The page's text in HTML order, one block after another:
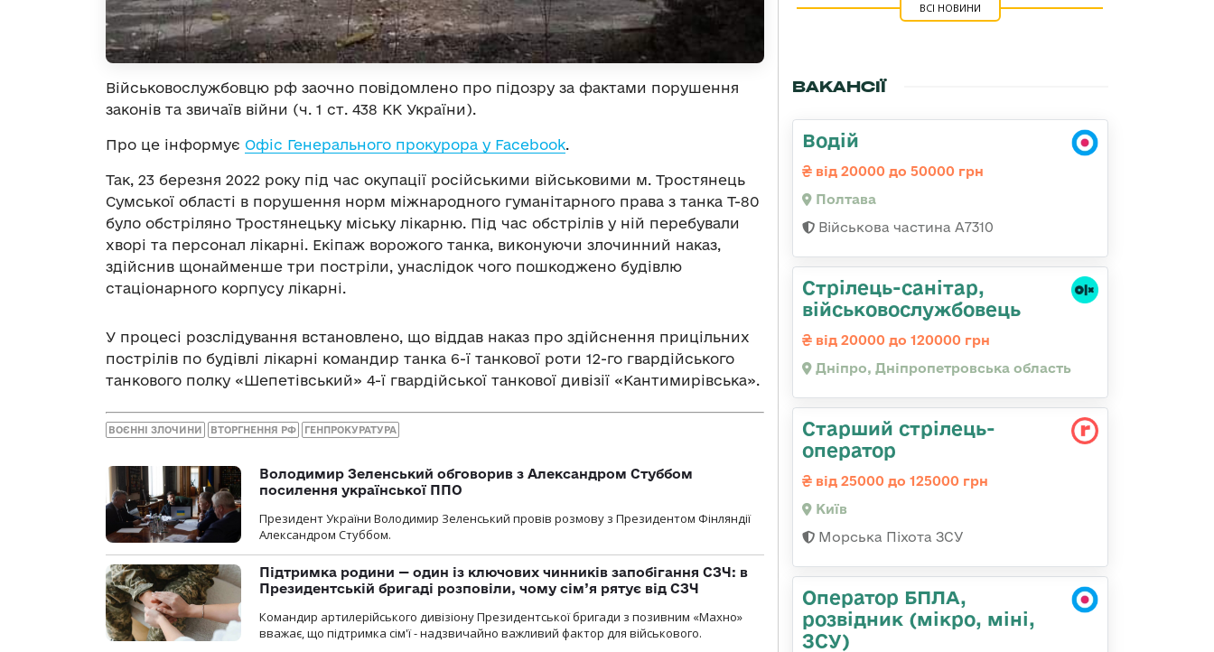
Військовослужбовцю рф заочно повідомлено про підозру за фактами порушення
законів та звичаїв війни (ч. 1 ст. 438 КК України).
Про це інформує Офіс Генерального прокурора у Facebook.
Так, 23 березня 2022 року під час окупації російськими військовими м. Тростянець
Сумської області в порушення норм міжнародного гуманітарного права з танка Т-80
було обстріляно Тростянецьку міську лікарню. Під час обстрілів у ній перебували
хворі та персонал лікарні. Екіпаж ворожого танка, виконуючи злочинний наказ,
здійснив щонайменше три постріли, унаслідок чого пошкоджено будівлю
стаціонарного корпусу лікарні.
У процесі розслідування встановлено, що віддав наказ про здійснення прицільних
пострілів по будівлі лікарні командир танка 6-ї танкової роти 12-го гвардійського
танкового полку «Шепетівський» 4-ї гвардійської танкової дивізії «Кантимирівська».
ВОЄННІ ЗЛОЧИНИ ВТОРГНЕННЯ РФ ГЕНПРОКУРАТУРА
Володимир Зеленський обговорив з Александром Стуббом
посилення української ППО
Президент України Володимир Зеленський провів розмову з Президентом Фінляндії
Александром Стуббом.
Підтримка родини — один із ключових чинників запобігання СЗЧ: в
Президентській бригаді розповіли, чому сім’я рятує від СЗЧ
Командир артилерійського дивізіону Президентської бригади з позивним «Махно»
вважає, що підтримка сім'ї - надзвичайно важливий фактор для військового.
ВСІ НОВИНИ
ВАКАНСІЇ
Водій
від 20000 до 50000 грн
Полтава
Військова частина A7310
Стрілець-санітар,
військовослужбовець
від 20000 до 120000 грн
Дніпро, Дніпропетровська область
Стаpший стpілець-
опеpатоp
від 25000 до 125000 грн
Київ
Морська Піхота ЗСУ
Оператор БПЛА,
розвідник (мікро, міні,
ЗСУ)